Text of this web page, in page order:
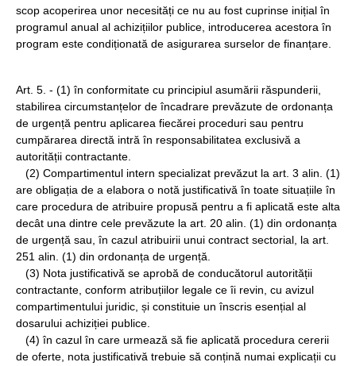
scop acoperirea unor necesități ce nu au fost cuprinse inițial în
programul anual al achizițiilor publice, introducerea acestora în
program este condiționată de asigurarea surselor de finanțare.
Art. 5. - (1) în conformitate cu principiul asumării răspunderii,
stabilirea circumstanțelor de încadrare prevăzute de ordonanța
de urgență pentru aplicarea fiecărei proceduri sau pentru
cumpărarea directă intră în responsabilitatea exclusivă a
autorității contractante.
(2) Compartimentul intern specializat prevăzut la art. 3 alin. (1)
are obligația de a elabora o notă justificativă în toate situațiile în
care procedura de atribuire propusă pentru a fi aplicată este alta
decât una dintre cele prevăzute la art. 20 alin. (1) din ordonanța
de urgență sau, în cazul atribuirii unui contract sectorial, la art.
251 alin. (1) din ordonanța de urgență.
(3) Nota justificativă se aprobă de conducătorul autorității
contractante, conform atribuțiilor legale ce îi revin, cu avizul
compartimentului juridic, și constituie un înscris esențial al
dosarului achiziției publice.
(4) în cazul în care urmează să fie aplicată procedura cererii
de oferte, nota justificativă trebuie să conțină numai explicații cu